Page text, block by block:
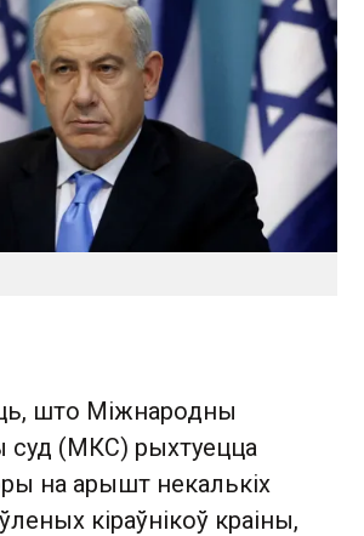
што Міжнародны
суд (МКС) рыхтуецца
на арышт некалькіх
кіраўнікоў краіны,